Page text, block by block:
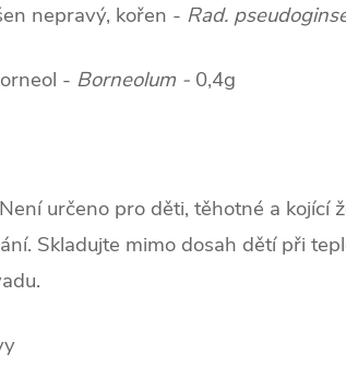
nepravý, kořen - Rad.
- Borneolum - 0,4g
Není určeno pro děti, těhotné a kojící
Skladujte mimo dosah dětí při